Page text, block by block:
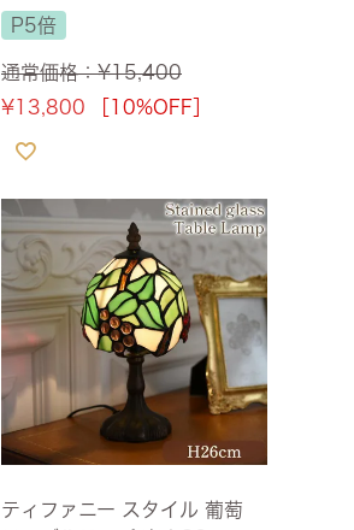
【送料無料】
P5倍
通常価格：¥15,400
¥13,800 ［10%OFF］
ティファニー スタイル 葡萄